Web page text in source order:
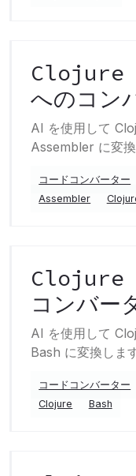
Clojure
へのコン
AI を使用して
Assembler に変
コードコンバーター
Assembler
Clojure
コンバー
AI を使用して
Bash に変換しま
コードコンバーター
Clojure
Bash